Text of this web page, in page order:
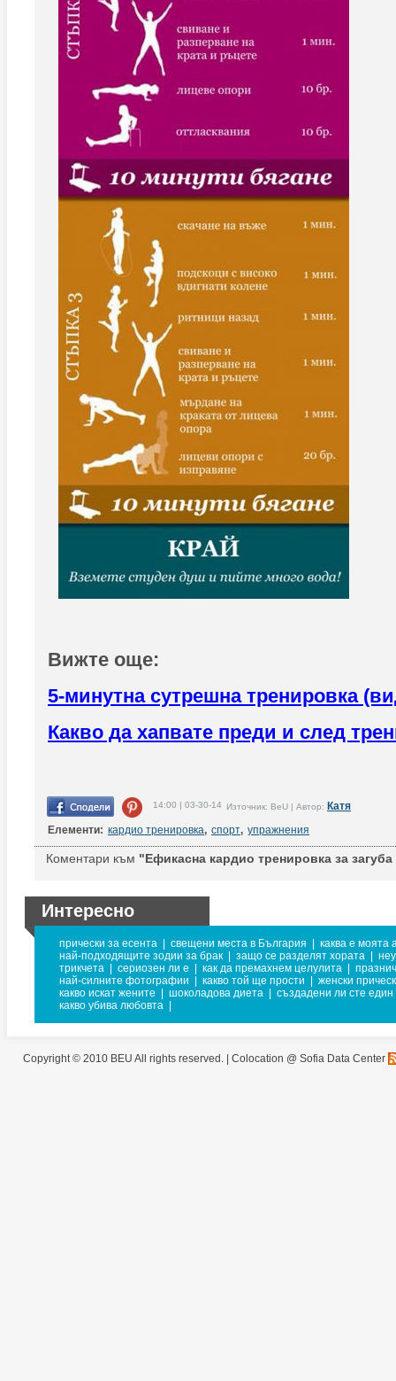
Вижте още:
5-минутна сутрешна тренировка
Какво да хапвате преди и след
14:00 | 03-30-14 Източник: BeU | Автор: Катя
Елементи: кардио тренировка, спорт, упражнения
Коментари към "Ефикасна кардио тренировка за
Интересно
прически за есента свещени места в България
каква е моята
най-подходящите зодии за брак
защо се разделят хората
трикчета
сериозен ли е как да премахнем целулита
най-силните фотографии
какво той ще прости
женски
какво искат жените
шоколадова диета
създадени ли сте един
какво убива любовта
Copyright © 2010 BEU All rights reserved. | Colocation @ Sofia Data Center